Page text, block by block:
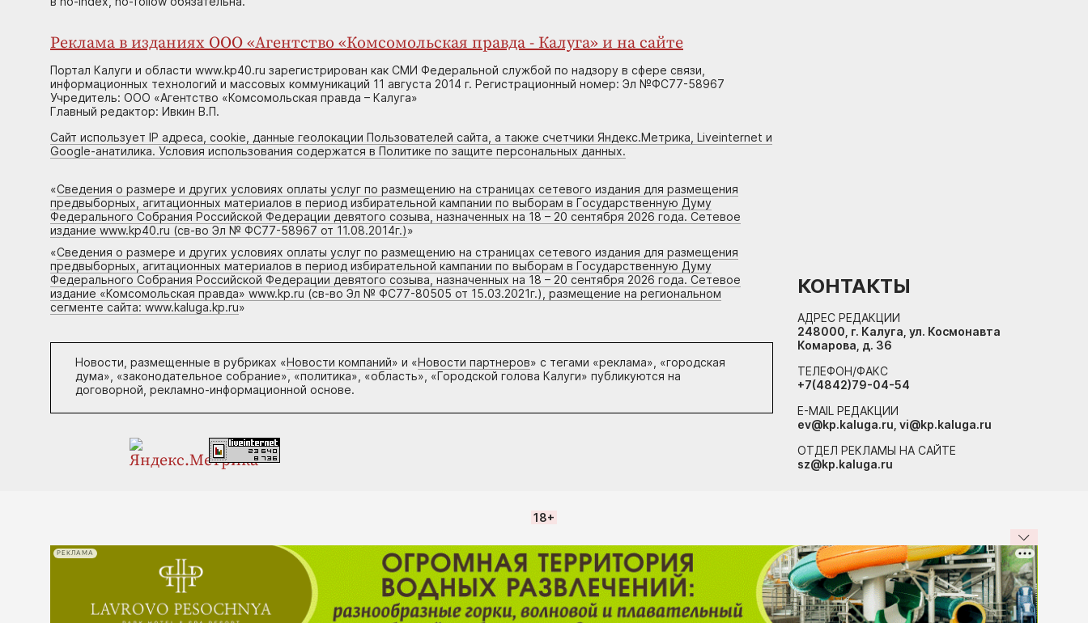
Реклама в изданиях ООО «Агентство «Комсомольская правда - Калуга» и на сайте
Портал Калуги и области www.kp40.ru зарегистрирован как СМИ Федеральной службой по надзору в сфере связи,
информационных технологий и массовых коммуникаций 11 августа 2014 г. Регистрационный номер: Эл №ФС77-58967
Учредитель: ООО «Агентство «Комсомольская правда – Калуга»
Главный редактор: Ивкин В.П.
Сайт использует IP адреса, cookie, данные геолокации Пользователей сайта, а также счетчики Яндекс.Метрика, Liveinternet и
Google-анатилика. Условия использования содержатся в Политике по защите персональных данных.
«Сведения о размере и других условиях оплаты услуг по размещению на страницах сетевого издания для размещения
предвыборных, агитационных материалов в период избирательной кампании по выборам в Государственную Думу
Федерального Собрания Российской Федерации девятого созыва, назначенных на 18 – 20 сентября 2026 года. Сетевое
издание www.kp40.ru (св-во Эл № ФС77-58967 от 11.08.2014г.)»
«Сведения о размере и других условиях оплаты услуг по размещению на страницах сетевого издания для размещения
предвыборных, агитационных материалов в период избирательной кампании по выборам в Государственную Думу
Федерального Собрания Российской Федерации девятого созыва, назначенных на 18 – 20 сентября 2026 года. Сетевое
издание «Комсомольская правда» www.kp.ru (св-во Эл № ФС77-80505 от 15.03.2021г.), размещение на региональном
сегменте сайта: www.kaluga.kp.ru»
Новости, размещенные в рубриках «Новости компаний» и «Новости партнеров» с тегами «реклама», «городская
дума», «законодательное собрание», «политика», «область», «Городской голова Калуги» публикуются на
договорной, рекламно-информационной основе.
КОНТАКТЫ
АДРЕС РЕДАКЦИИ
248000, г. Калуга, ул. Космонавта
Комарова, д. 36
ТЕЛЕФОН/ФАКС
+7(4842)79-04-54
E-MAIL РЕДАКЦИИ
ev@kp.kaluga.ru, vi@kp.kaluga.ru
ОТДЕЛ РЕКЛАМЫ НА САЙТЕ
sz@kp.kaluga.ru
18+
РЕКЛАМА